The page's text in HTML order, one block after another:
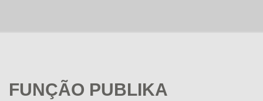
FUNÇÃO PUBLIKA